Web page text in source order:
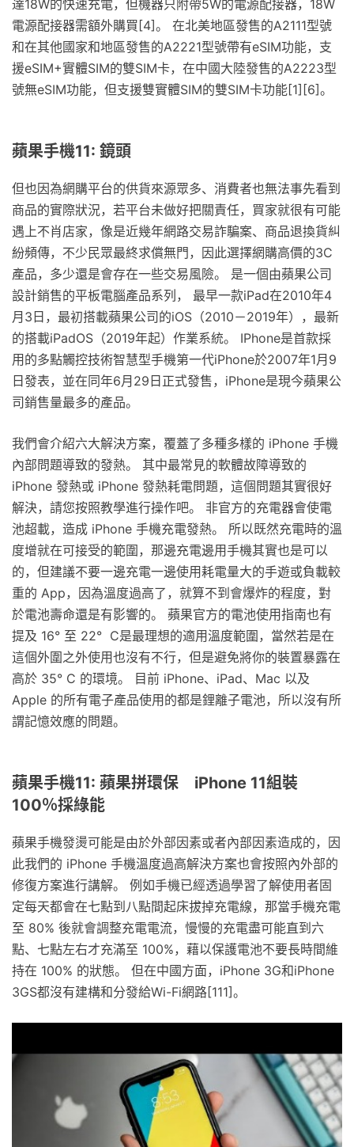
達18W的快速充電，但機器只附帶5W的電源配接器，18W
電源配接器需額外購買[4]。 在北美地區發售的A2111型號
和在其他國家和地區發售的A2221型號帶有eSIM功能，支
援eSIM+實體SIM的雙SIM卡，在中國大陸發售的A2223型
號無eSIM功能，但支援雙實體SIM的雙SIM卡功能[1][6]。
蘋果手機11: 鏡頭
但也因為網購平台的供貨來源眾多、消費者也無法事先看到
商品的實際狀況，若平台未做好把關責任，買家就很有可能
遇上不肖店家，像是近幾年網路交易詐騙案、商品退換貨糾
紛頻傳，不少民眾最終求償無門，因此選擇網購高價的3C
產品，多少還是會存在一些交易風險。 是一個由蘋果公司
設計銷售的平板電腦產品系列， 最早一款iPad在2010年4
月3日，最初搭載蘋果公司的iOS（2010－2019年），最新
的搭載iPadOS（2019年起）作業系統。 IPhone是首款採
用的多點觸控技術智慧型手機第一代iPhone於2007年1月9
日發表，並在同年6月29日正式發售，iPhone是現今蘋果公
司銷售量最多的產品。
我們會介紹六大解決方案，覆蓋了多種多樣的 iPhone 手機
內部問題導致的發熱。 其中最常見的軟體故障導致的
iPhone 發熱或 iPhone 發熱耗電問題，這個問題其實很好
解決，請您按照教學進行操作吧。 非官方的充電器會使電
池超載，造成 iPhone 手機充電發熱。 所以既然充電時的溫
度增就在可接受的範圍，那邊充電邊用手機其實也是可以
的，但建議不要一邊充電一邊使用耗電量大的手遊或負載較
重的 App，因為溫度過高了，就算不到會爆炸的程度，對
於電池壽命還是有影響的。 蘋果官方的電池使用指南也有
提及 16° 至 22° C是最理想的適用溫度範圍，當然若是在
這個外圍之外使用也沒有不行，但是避免將你的裝置暴露在
高於 35° C 的環境。 目前 iPhone、iPad、Mac 以及
Apple 的所有電子產品使用的都是鋰離子電池，所以沒有所
謂記憶效應的問題。
蘋果手機11: 蘋果拼環保 iPhone 11組裝
100％採綠能
蘋果手機發燙可能是由於外部因素或者內部因素造成的，因
此我們的 iPhone 手機溫度過高解決方案也會按照內外部的
修復方案進行講解。 例如手機已經透過學習了解使用者固
定每天都會在七點到八點間起床拔掉充電線，那當手機充電
至 80% 後就會調整充電電流，慢慢的充電盡可能直到六
點、七點左右才充滿至 100%，藉以保護電池不要長時間維
持在 100% 的狀態。 但在中國方面，iPhone 3G和iPhone
3GS都沒有建構和分發給Wi-Fi網路[111]。